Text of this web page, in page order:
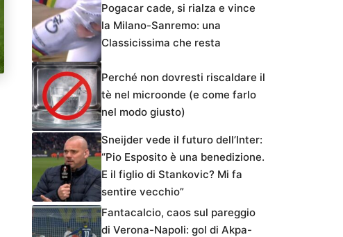
Pogacar cade, si rialza e vince
la Milano-Sanremo: una
Classicissima che resta
Perché non dovresti riscaldare il
tè nel microonde (e come farlo
nel modo giusto)
Sneijder vede il futuro dell’Inter:
“Pio Esposito è una benedizione.
E il figlio di Stankovic? Mi fa
sentire vecchio”
Fantacalcio, caos sul pareggio
di Verona-Napoli: gol di Akpa-